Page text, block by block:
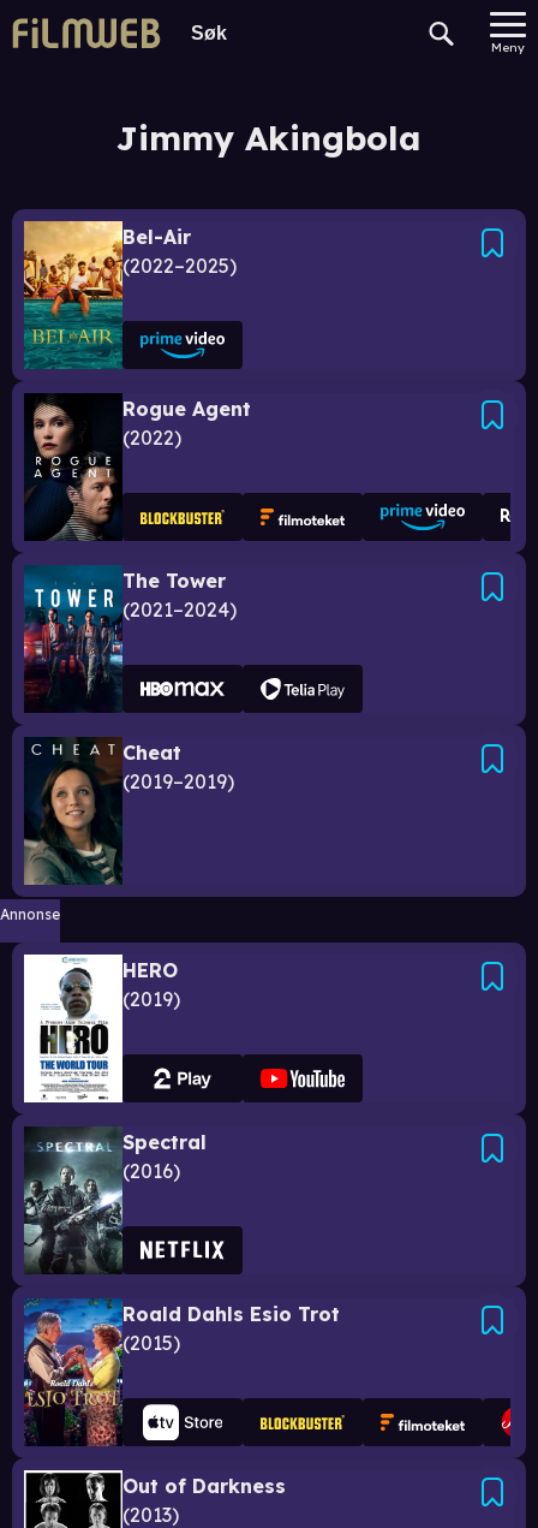
Meny
Jimmy Akingbola
Bel-Air
2022–2025
Rogue Agent
2022
The Tower
2021–2024
Cheat
2019–2019
Annonse
HERO
2019
Spectral
2016
Roald Dahls Esio Trot
2015
Out of Darkness
2013